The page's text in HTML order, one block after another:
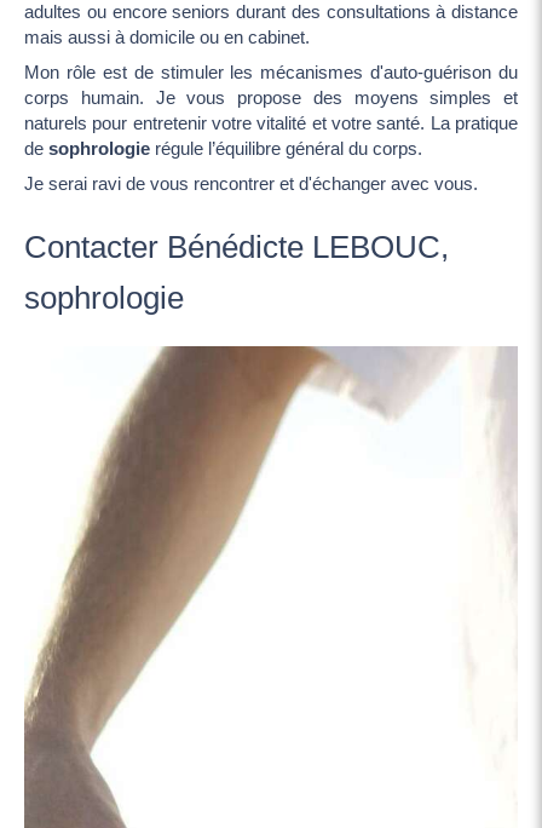
adultes ou encore seniors durant des consultations à distance
mais aussi à domicile ou en cabinet.
Mon rôle est de stimuler les mécanismes d'auto-guérison du
corps humain. Je vous propose des moyens simples et
naturels pour entretenir votre vitalité et votre santé. La pratique
de sophrologie régule l’équilibre général du corps.
Je serai ravi de vous rencontrer et d'échanger avec vous.
Contacter Bénédicte LEBOUC,
sophrologie